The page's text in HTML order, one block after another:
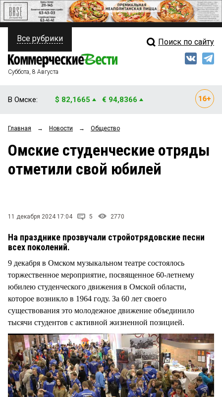
ПОЛИТИКА
ФИНАНСЫ
ОБЩЕСТВО
ЗАКОН
СТИЛЬ ЖИЗНИ
Свежий выпуск
Рейтинги
Блоги
Все рубрики Поиск по сайту
Суббота, 8 Августа
В Омске: $ 82,1665 € 94,8366
Главная → Новости → Общество
Омские студенческие отряды
отметили свой юбилей
11 декабря 2024 17:04 5 2770
На празднике прозвучали стройотрядовские песни
всех поколений.
9 декабря в Омском музыкальном театре состоялось
торжественное мероприятие, посвященное 60-летнему
юбилею студенческого движения в Омской области,
которое возникло в 1964 году. За 60 лет своего
существования это молодежное движение объединило
тысячи студентов с активной жизненной позицией.